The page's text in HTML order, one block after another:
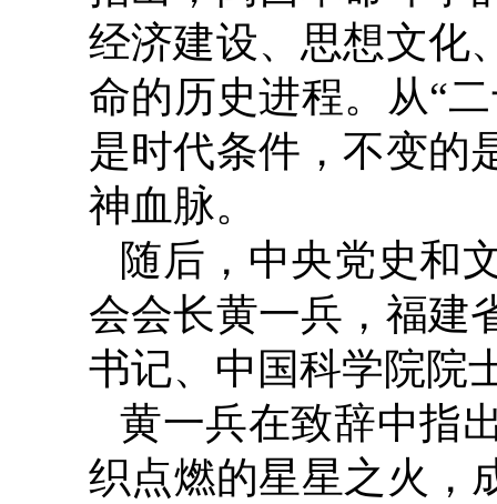
经济建设、思想文化
命的历史进程。从“
是时代条件，不变的
神血脉。
随后，中央党史和
会会长黄一兵，福建
书记、中国科学院院
黄一兵在致辞中指
织点燃的星星之火，